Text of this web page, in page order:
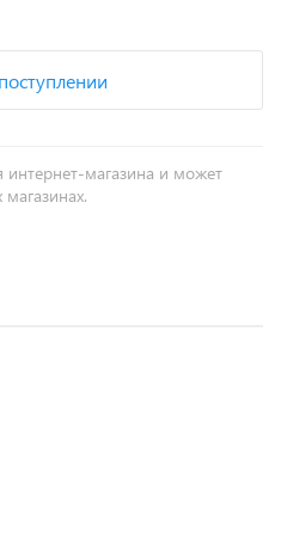
интернет-магазина и может